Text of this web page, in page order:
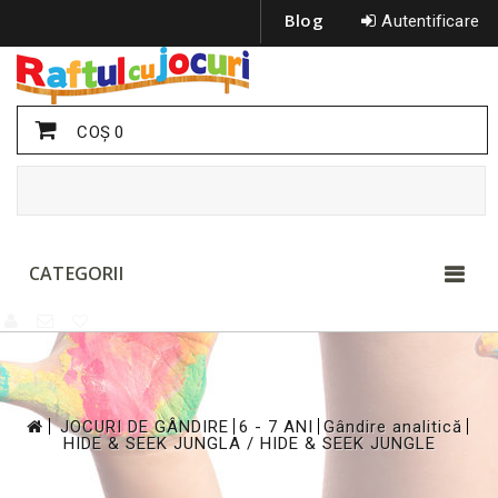
Autentificare
Blog
COŞ0
CATEGORII
>
JOCURI DE GÂNDIRE 6 - 7 ANI
Gândire analitică
HIDE & SEEK JUNGLA / HIDE & SEEK JUNGLE